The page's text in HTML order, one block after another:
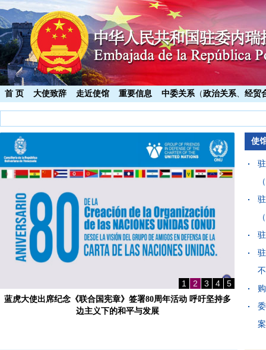
首 页 大使致辞 走近使馆 重要信息 中委关系（政治关系、 经贸
1 2 3 4 5
蓝虎大使出席纪念《联合国宪章》签署80周年活动 呼吁坚持多
边主义下的和平与发展
使